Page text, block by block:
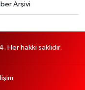
Arşivi
hakkı saklıdır.